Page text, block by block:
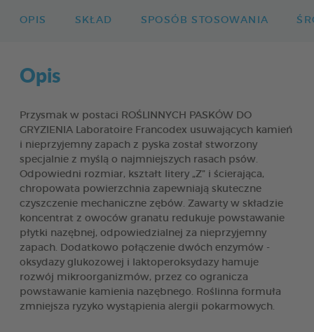
OPIS SKŁAD SPOSÓB STOSOWANIA
Opis
Przysmak w postaci ROŚLINNYCH PASKÓW DO
GRYZIENIA Laboratoire Francodex usuwających kamień
i nieprzyjemny zapach z pyska został stworzony
specjalnie z myślą o najmniejszych rasach psów.
Odpowiedni rozmiar, kształt litery „Z” i ścierająca,
chropowata powierzchnia zapewniają skuteczne
czyszczenie mechaniczne zębów. Zawarty w składzie
koncentrat z owoców granatu redukuje powstawanie
płytki nazębnej, odpowiedzialnej za nieprzyjemny
zapach. Dodatkowo połączenie dwóch enzymów -
oksydazy glukozowej i laktoperoksydazy hamuje
rozwój mikroorganizmów, przez co ogranicza
powstawanie kamienia nazębnego. Roślinna formuła
zmniejsza ryzyko wystąpienia alergii pokarmowych.